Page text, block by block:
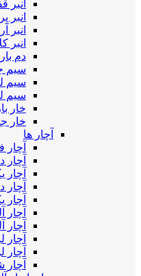
انبر
انبر
انبر
انبر
دم
سیم
سیم
سیم
خار
خار
آچار ها
آچار
آچار
آچار
آچار
آچار
آچار